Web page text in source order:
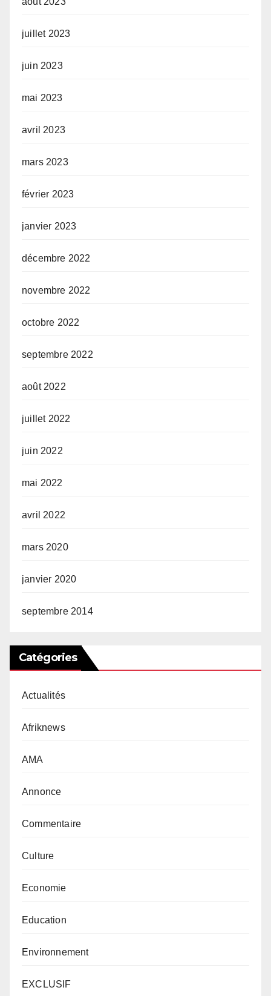
juillet 2023
juin 2023
mai 2023
avril 2023
mars 2023
février 2023
janvier 2023
décembre 2022
novembre 2022
octobre 2022
septembre 2022
août 2022
juillet 2022
juin 2022
mai 2022
avril 2022
mars 2020
janvier 2020
septembre 2014
Catégories
Actualités
Afriknews
AMA
Annonce
Commentaire
Culture
Economie
Education
Environnement
EXCLUSIF